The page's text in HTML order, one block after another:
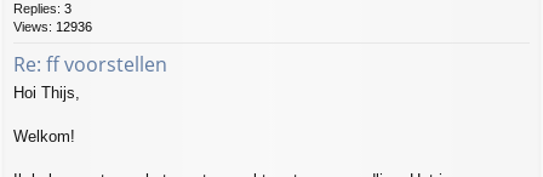
Replies: 3
Views: 12936
Re: ff voorstellen
Hoi Thijs,
Welkom!